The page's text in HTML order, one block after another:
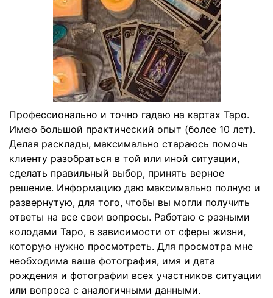
Профессионально и точно гадаю на картах Таро.
Имею большой практический опыт (более 10 лет).
Делая расклады, максимально стараюсь помочь
клиенту разобраться в той или иной ситуации,
сделать правильный выбор, принять верное
решение. Информацию даю максимально полную и
развернутую, для того, чтобы вы могли получить
ответы на все свои вопросы. Работаю с разными
колодами Таро, в зависимости от сферы жизни,
которую нужно просмотреть. Для просмотра мне
необходима ваша фотография, имя и дата
рождения и фотографии всех участников ситуации
или вопроса с аналогичными данными.